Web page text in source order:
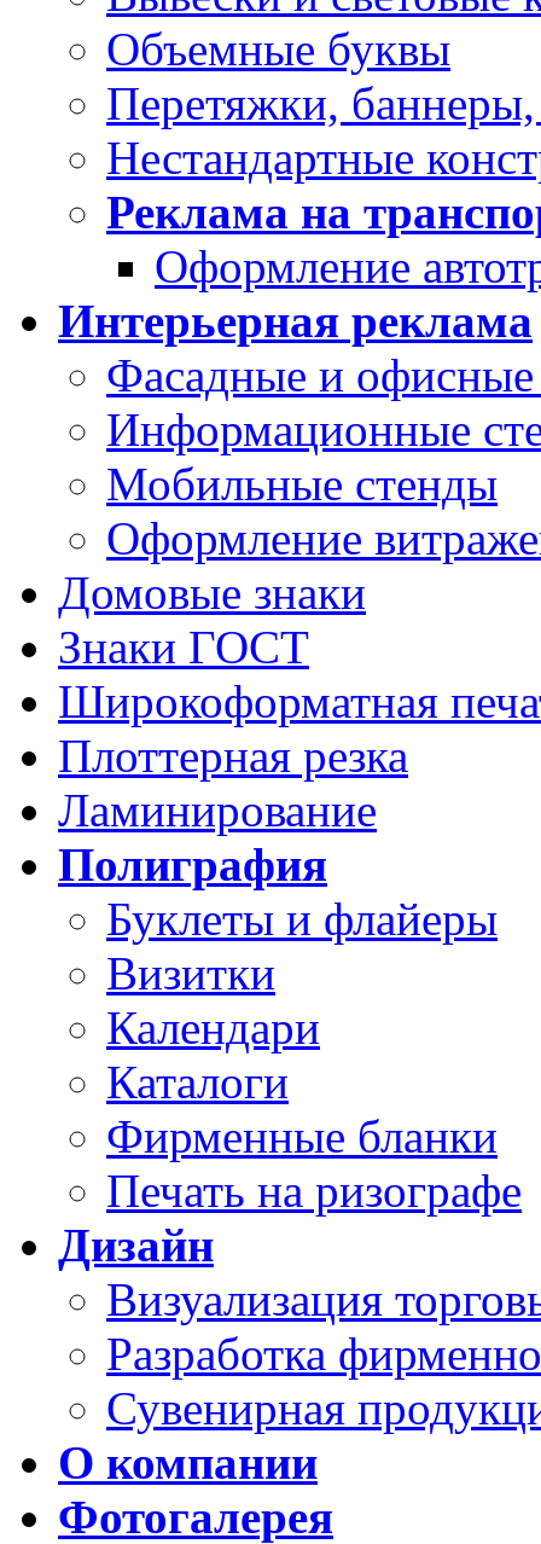
Объемные буквы
Перетяжки,
Нестандартные
Реклама на
Оформление
Интерьерная реклама
Фасадные и офисные
Информационные
Мобильные стенды
Оформление
Домовые знаки
Знаки ГОСТ
Широкоформатная
Плоттерная резка
Ламинирование
Полиграфия
Буклеты и флайеры
Визитки
Календари
Каталоги
Фирменные бланки
Печать на ризографе
Дизайн
Визуализация
Разработка
Сувенирная
О компании
Фотогалерея